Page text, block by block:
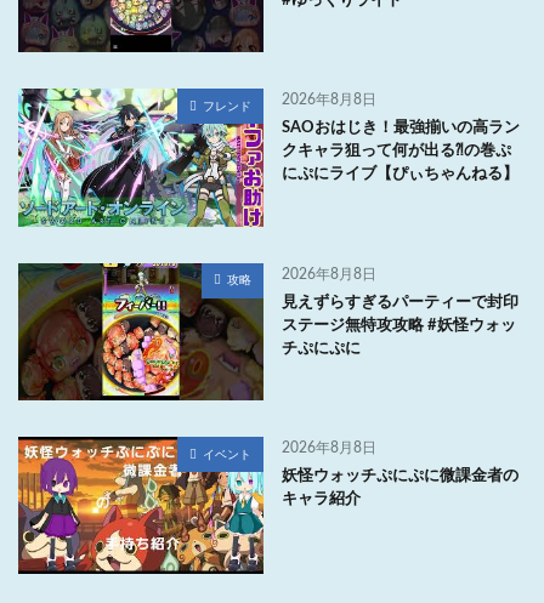
フレンド 2026年8月8日
SAOおはじき！最強揃いの高ラン
クキャラ狙って何が出る⁈の巻ぷ
にぷにライブ【ぴぃちゃんねる】
攻略 2026年8月8日
見えずらすぎるパーティーで封印
ステージ無特攻攻略 #妖怪ウォッ
チぷにぷに
イベント 2026年8月8日
妖怪ウォッチぷにぷに微課金者の
キャラ紹介